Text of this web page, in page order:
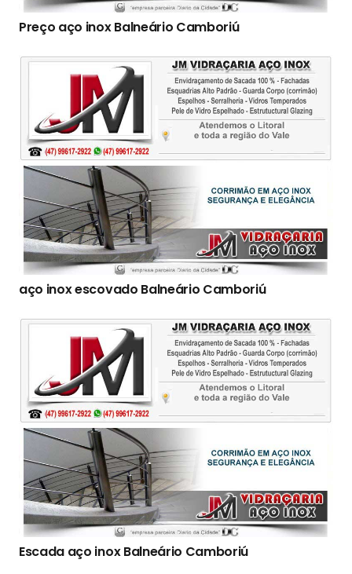
Preço aço inox Balneário Camboriú
aço inox escovado Balneário Camboriú
Escada aço inox Balneário Camboriú